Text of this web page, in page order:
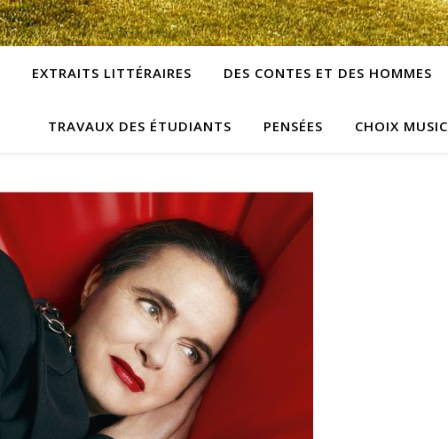
EXTRAITS LITTÉRAIRES DES CONTES ET DES HOMMES
TRAVAUX DES ÉTUDIANTS PENSÉES CHOIX